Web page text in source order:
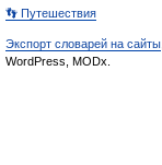
👣 Путешествия
Экспорт словарей на сайты
WordPress, MODx.